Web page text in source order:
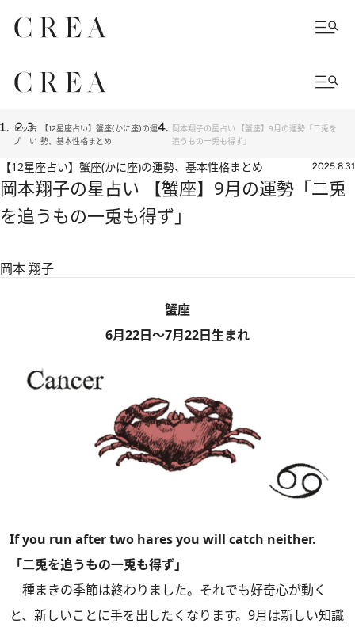
トッ
プ
占
い
【12星座占い】蟹座(かに座)の運
勢、基本性格まとめ
岡本翔子の星占い 【蟹座】9月の運勢「二兎を
追うもの一兎も得ず」
【12星座占い】蟹座(かに座)の運勢、基本性格まとめ 2025.8.31
岡本翔子の星占い 【蟹座】9月の運勢「二兎
を追うもの一兎も得ず」
岡本 翔子
蟹座
6月22日～7月22日生まれ
If you run after two hares you will catch neither.
「二兎を追うもの一兎も得ず」
種まきの季節は終わりました。それでも好奇心が動く
と、新しいことに手を出したくなります。9月は新しい知識